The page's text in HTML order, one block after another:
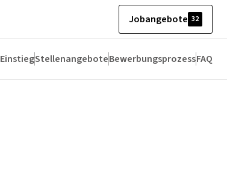
Jobangebote 32
EinstiegStellenangeboteBewerbungsprozessFAQ